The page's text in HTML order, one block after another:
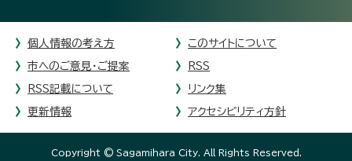
個人情報の考え方 このサイトについて
市へのご意見・ご提案 RSS
RSS記載について リンク集
更新情報 アクセシビリティ方針
Copyright © Sagamihara City. All Rights Reserved.